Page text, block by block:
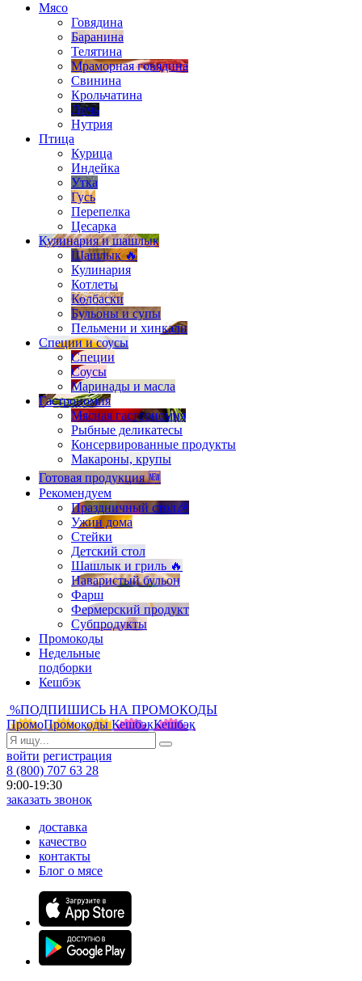
Мясо
Говядина
Баранина
Телятина
Мраморная говядина
Свинина
Крольчатина
Дичь
Нутрия
Птица
Курица
Индейка
Утка
Гусь
Перепелка
Цесарка
Кулинария и шашлык
Шашлык 🔥
Кулинария
Котлеты
Колбаски
Бульоны и супы
Пельмени и хинкали
Специи и соусы
Специи
Соусы
Маринады и масла
Гастрономия
Мясная гастрономия
Рыбные деликатесы
Консервированные продукты
Макароны, крупы
Готовая продукция 🆕
Рекомендуем
Праздничный стол🎉
Ужин дома
Стейки
Детский стол
Шашлык и гриль 🔥
Наваристый бульон
Фарш
Фермерский продукт
Субпродукты
Промокоды
Недельные
подборки
Кешбэк
%ПОДПИШИСЬ НА ПРОМОКОДЫ
ПромоПромокоды КешбэкКешбэк
войти регистрация
8 (800) 707 63 28
9:00-19:30
заказать звонок
доставка
качество
контакты
Блог о мясе